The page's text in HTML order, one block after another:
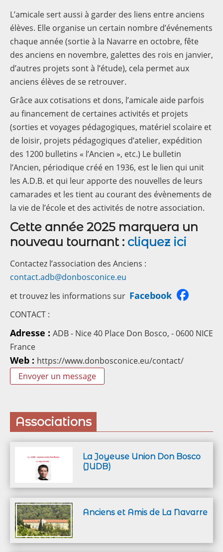
L’amicale sert aussi à garder des liens entre anciens
élèves. Elle organise un certain nombre d’événements
chaque année (sortie à la Navarre en octobre, fête
des anciens en novembre, galettes des rois en janvier,
d’autres projets sont à l’étude), cela permet aux
anciens élèves de se retrouver.
Grâce aux cotisations et dons, l’amicale aide parfois
au financement de certaines activités et projets
(sorties et voyages pédagogiques, matériel scolaire et
de loisir, projets pédagogiques d’atelier, expédition
des 1200 bulletins « l’Ancien », etc.) Le bulletin
l’Ancien, périodique créé en 1936, est le lien qui unit
les A.D.B. et qui leur apporte des nouvelles de leurs
camarades et les tient au courant des évènements de
la vie de l’école et des activités de notre association.
Cette année 2025 marquera un
nouveau tournant : cliquez ici
Contactez l’association des Anciens :
contact.adb@donbosconice.eu
et trouvez les informations sur Facebook
CONTACT :
Adresse : ADB - Nice 40 Place Don Bosco, - 0600 NICE
France
Web : https://www.donbosconice.eu/contact/
Envoyer un message
Associations
La Joyeuse Union Don Bosco
(JUDB)
Anciens et Amis de La Navarre